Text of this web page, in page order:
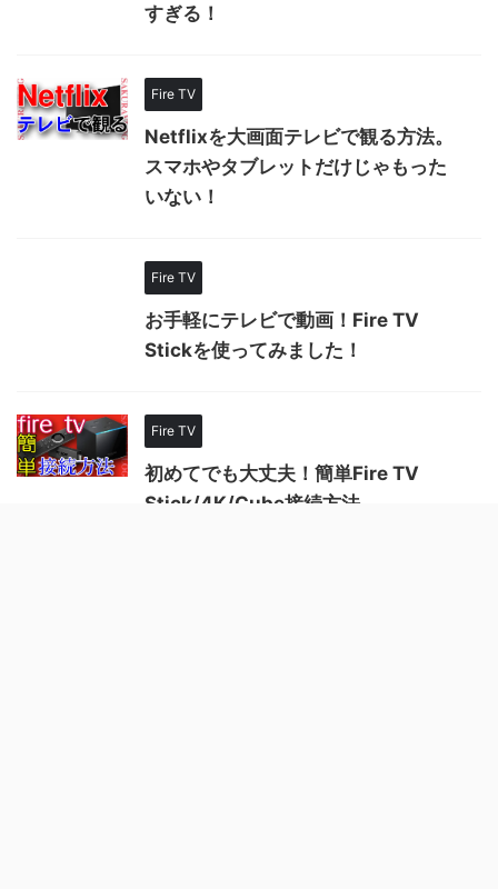
すぎる！
Fire TV
Netflixを大画面テレビで観る方法。
スマホやタブレットだけじゃもった
いない！
Fire TV
お手軽にテレビで動画！Fire TV
Stickを使ってみました！
Fire TV
初めてでも大丈夫！簡単Fire TV
Stick/4K/Cube接続方法